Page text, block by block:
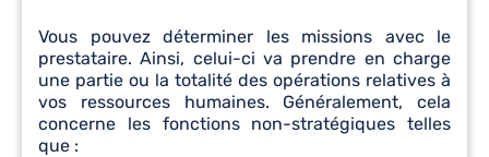
Vous pouvez déterminer les missions avec le
prestataire. Ainsi, celui-ci va prendre en charge
une partie ou la totalité des opérations relatives à
vos ressources humaines. Généralement, cela
concerne les fonctions non-stratégiques telles
que :